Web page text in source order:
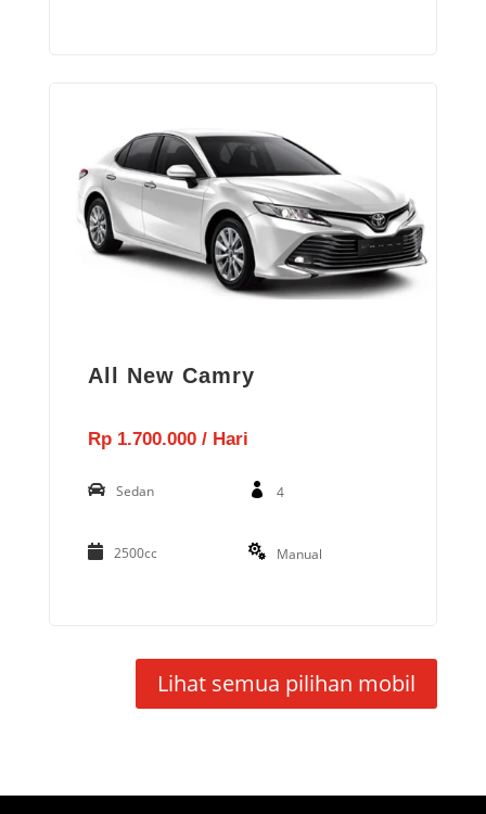
All New Camry
Rp 1.700.000 / Hari
Sedan 4
2500cc Manual
Lihat semua pilihan mobil